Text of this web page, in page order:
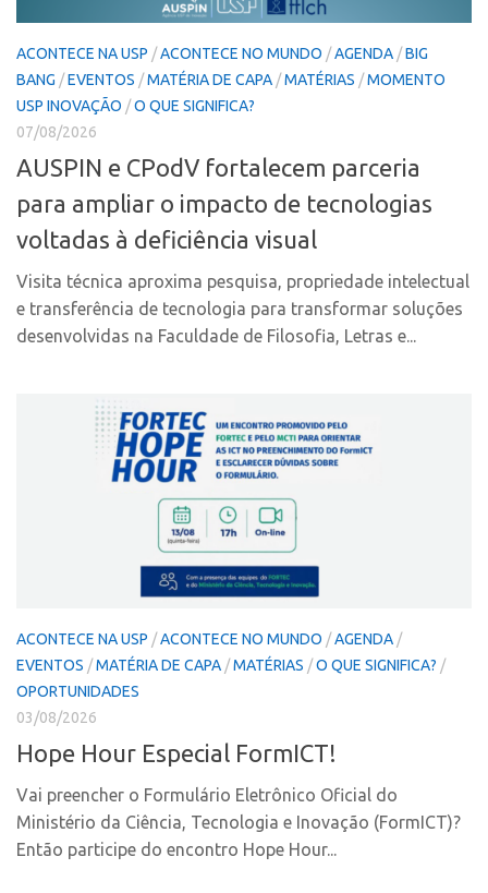
Conexão USP
Conexão Inter-USP
Leis e Normas
Portal do Inventor
Inteligência Competitiva
Chamamento
Pesquisa na USP
EMBRAPIIs
CPEs
PRPI/USP
InovaUSP
Agenda AUSPIN
Premiações
Edição 2021
Inovação em Números
AUSPIN
Destaques do Mês
Polo Ribeirão Preto
Polo São Carlos
Programas
Startup USP
Conexão USP
Conexão Inter-USP
Leis e Normas
Portal do Inventor
Inteligência Competitiva
Pesquisa na USP
EMBRAPIIs
PRPI/USP
InovaUSP
Comunicação
Agenda AUSPIN
Premiações
Edição 2017
ACONTECE NA USP /ACONTECE NO MUNDO /AGENDA /BIG
BANG /EVENTOS /MATÉRIA DE CAPA /MATÉRIAS /MOMENTO
USP INOVAÇÃO /O QUE SIGNIFICA?
07/08/2026
AUSPIN e CPodV fortalecem parceria
para ampliar o impacto de tecnologias
voltadas à deficiência visual
Visita técnica aproxima pesquisa, propriedade intelectual
e transferência de tecnologia para transformar soluções
desenvolvidas na Faculdade de Filosofia, Letras e...
ACONTECE NA USP /ACONTECE NO MUNDO /AGENDA /
EVENTOS /MATÉRIA DE CAPA /MATÉRIAS /O QUE SIGNIFICA? /
OPORTUNIDADES
03/08/2026
Hope Hour Especial FormICT!
Vai preencher o Formulário Eletrônico Oficial do
Ministério da Ciência, Tecnologia e Inovação (FormICT)?
Então participe do encontro Hope Hour...